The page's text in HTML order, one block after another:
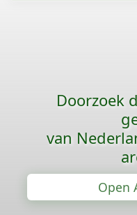
Doorzoek
van
Open